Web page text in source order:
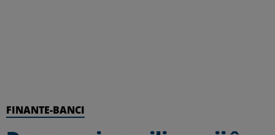
FINANTE-BANCI